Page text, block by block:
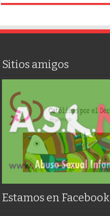
Sitios amigos
Estamos en Facebook